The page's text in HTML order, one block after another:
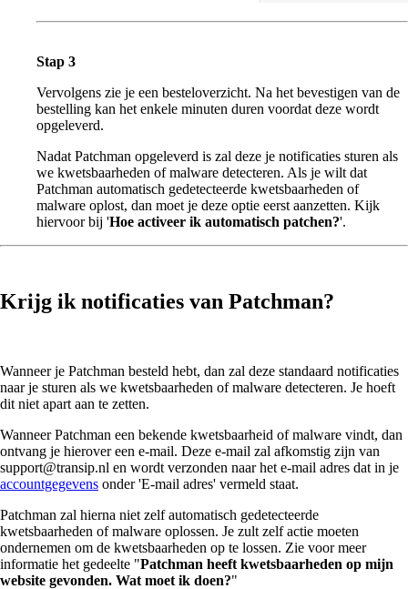
Stap 3
Vervolgens zie je een besteloverzicht. Na het bevestigen van de
bestelling kan het enkele minuten duren voordat deze wordt
opgeleverd.
Nadat Patchman opgeleverd is zal deze je notificaties sturen als
we kwetsbaarheden of malware detecteren. Als je wilt dat
Patchman automatisch gedetecteerde kwetsbaarheden of
malware oplost, dan moet je deze optie eerst aanzetten. Kijk
hiervoor bij 'Hoe activeer ik automatisch patchen?'.
Krijg ik notificaties van Patchman?
Wanneer je Patchman besteld hebt, dan zal deze standaard notificaties
naar je sturen als we kwetsbaarheden of malware detecteren. Je hoeft
dit niet apart aan te zetten.
Wanneer Patchman een bekende kwetsbaarheid of malware vindt, dan
ontvang je hierover een e-mail. Deze e-mail zal afkomstig zijn van
support@transip.nl en wordt verzonden naar het e-mail adres dat in je
accountgegevens onder 'E-mail adres' vermeld staat.
Patchman zal hierna niet zelf automatisch gedetecteerde
kwetsbaarheden of malware oplossen. Je zult zelf actie moeten
ondernemen om de kwetsbaarheden op te lossen. Zie voor meer
informatie het gedeelte "Patchman heeft kwetsbaarheden op mijn
website gevonden. Wat moet ik doen?"